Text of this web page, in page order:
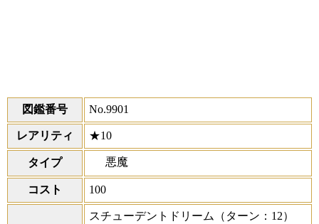
図鑑番号 No.9901
レアリティ ★10
タイプ 悪魔
コスト 100
スチューデントドリーム
（ターン：12）